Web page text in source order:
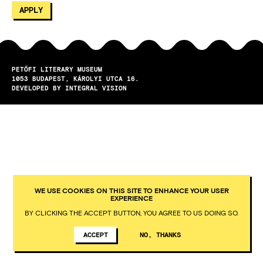
PETŐFI LITERARY MUSEUM
1053
BUDAPEST
KÁROLYI UTCA 16.
DEVELOPED BY INTEGRAL VISION
WE USE COOKIES ON THIS SITE TO ENHANCE YOUR USER
EXPERIENCE
BY CLICKING THE ACCEPT BUTTON, YOU AGREE TO US DOING SO.
ACCEPT NO, THANKS